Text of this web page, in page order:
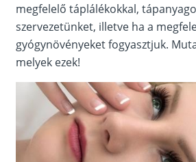
megfelelő táplálékokkal,
szervezetünket, illetve ha a
gyógynövényeket fogyasztjuk.
melyek ezek!